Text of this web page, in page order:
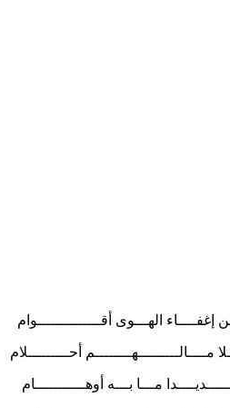
الهـــوى أقــــــــــــــوام
أحـــــــــلام
مـــا بـــه أوهـــــــــــام